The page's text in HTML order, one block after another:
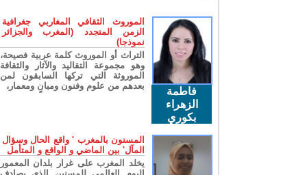
فاطمة
الزهراء
بكوري
الموروث الثقافي المغاربي جغرافية
الزمن المتجدد (المغرب والجزائر
نموذجا)
التراث أو الموروث كلمة عربية فصيحة،
وهو مجموعة التقاليد والآثار والثقافة
الموروثة التي تركها السابقون لمن
بعدهم من علوم وفنون ومبانٍ ومعمار،
المسنون بالمغرب ' واقع الحال وسؤال
المآل' بين الماضي و الواقع و المتأمل
يخلد المغرب على غرار بلدان المعمور